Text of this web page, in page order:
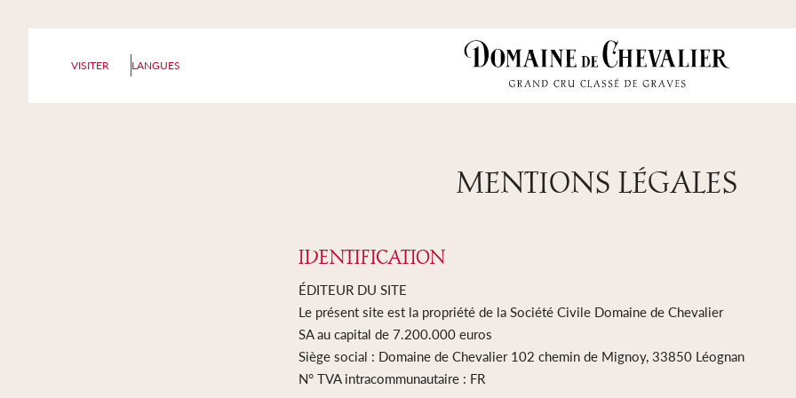
VISITER LANGUES
MENTIONS LÉGALES
IDENTIFICATION
ÉDITEUR DU SITE
Le présent site est la propriété de la Société Civile Domaine de Chevalier
SA au capital de 7.200.000 euros
Siège social : Domaine de Chevalier 102 chemin de Mignoy, 33850 Léognan
N° TVA intracommunautaire : FR